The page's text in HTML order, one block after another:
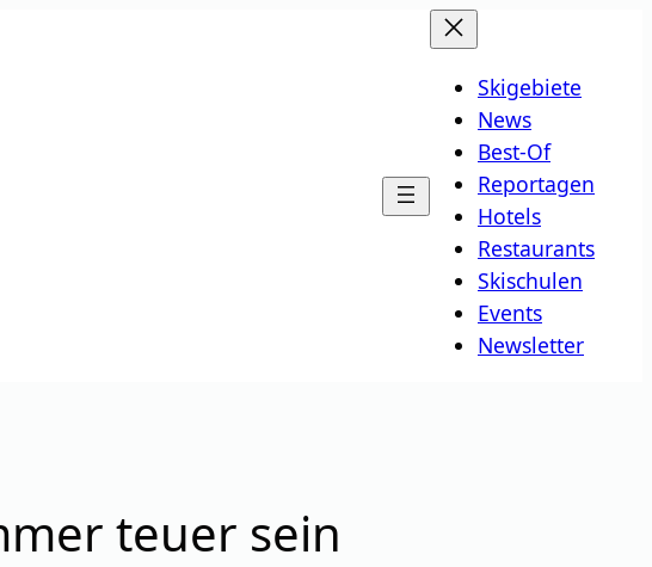
Skigebiete
News
Best-Of
Reportagen
Hotels
Restaurants
Skischulen
Events
Newsletter
teuer sein